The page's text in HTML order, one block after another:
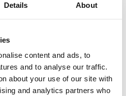
Details About
content and ads, to
and to analyse our traffic.
about your use of our site with
and analytics partners who